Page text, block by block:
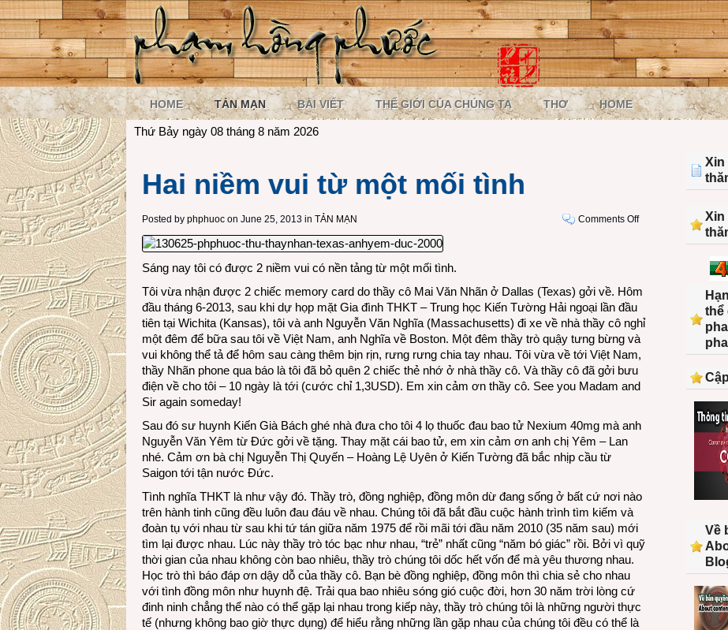
HOME TẢN MẠN BÀI VIẾT THẾ GIỚI CỦA CHÚNG TA THƠ HOME
Thứ Bảy ngày 08 tháng 8 năm 2026
Hai niềm vui từ một mối tình
Posted by phphuoc on June 25, 2013 in TẢN MẠN Comments Offon
một
tình
Sáng nay tôi có được 2 niềm vui có nền tảng từ một mối tình.
Tôi vừa nhận được 2 chiếc memory card do thầy cô Mai Văn Nhãn ở Dallas (Texas) gởi về. Hôm
đầu tháng 6-2013, sau khi dự họp mặt Gia đình THKT – Trung học Kiến Tường Hải ngoại lần đầu
tiên tại Wichita (Kansas), tôi và anh Nguyễn Văn Nghĩa (Massachusetts) đi xe về nhà thầy cô nghỉ
một đêm để bữa sau tôi về Việt Nam, anh Nghĩa về Boston. Một đêm thầy trò quậy tưng bừng và
vui không thể tả để hôm sau càng thêm bịn rịn, rưng rưng chia tay nhau. Tôi vừa về tới Việt Nam,
thầy Nhãn phone qua báo là tôi đã bỏ quên 2 chiếc thẻ nhớ ở nhà thầy cô. Và thầy cô đã gởi bưu
điện về cho tôi – 10 ngày là tới (cước chỉ 1,3USD). Em xin cảm ơn thầy cô. See you Madam and
Sir again someday!
Sau đó sư huynh Kiến Già Bách ghé nhà đưa cho tôi 4 lọ thuốc đau bao tử Nexium 40mg mà anh
Nguyễn Văn Yêm từ Đức gởi về tặng. Thay mặt cái bao tử, em xin cảm ơn anh chị Yêm – Lan
nhé. Cảm ơn bà chị Nguyễn Thị Quyến – Hoàng Lệ Uyên ở Kiến Tường đã bắc nhịp cầu từ
Saigon tới tận nước Đức.
Tình nghĩa THKT là như vậy đó. Thầy trò, đồng nghiệp, đồng môn dừ đang sống ở bất cứ nơi nào
trên hành tinh cũng đều luôn đau đáu về nhau. Chúng tôi đã bắt đầu cuộc hành trình tìm kiếm và
đoàn tụ với nhau từ sau khi tứ tán giữa năm 1975 để rồi mãi tới đầu năm 2010 (35 năm sau) mới
tìm lại được nhau. Lúc này thầy trò tóc bạc như nhau, “trẻ” nhất cũng “năm bó giác” rồi. Bởi vì quỹ
thời gian của nhau không còn bao nhiêu, thầy trò chúng tôi dốc hết vốn để mà yêu thương nhau.
Học trò thì báo đáp ơn dậy dỗ của thầy cô. Bạn bè đồng nghiệp, đồng môn thì chia sẻ cho nhau
với tình đồng môn như huynh đệ. Trải qua bao nhiêu sóng gió cuộc đời, hơn 30 năm trời lòng cứ
đinh ninh chẳng thể nào có thể gặp lại nhau trong kiếp này, thầy trò chúng tôi là những người thực
tế (nhưng không bao giờ thực dụng) để hiểu rằng những lần gặp nhau của chúng tôi đều có thể là
Xin
Xin
thể
Về